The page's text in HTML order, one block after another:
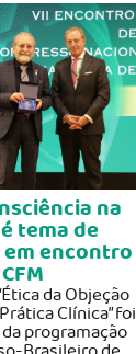
na
tema de
encontro
da Objeção
Clínica” foi
programação